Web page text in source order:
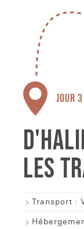
JOUR 3
LES
Transport :